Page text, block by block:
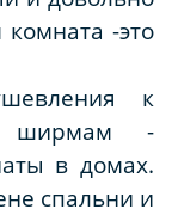
-это
к
ширмам -
в домах.
спальни и